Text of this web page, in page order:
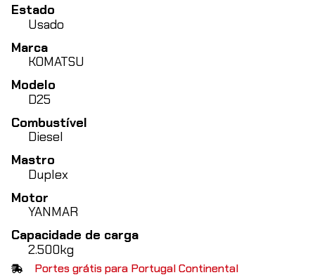
Estado
Usado
Marca
KOMATSU
Modelo
D25
Combustível
Diesel
Mastro
Duplex
Motor
YANMAR
Capacidade de carga
2.500kg
Portes grátis para Portugal Continental